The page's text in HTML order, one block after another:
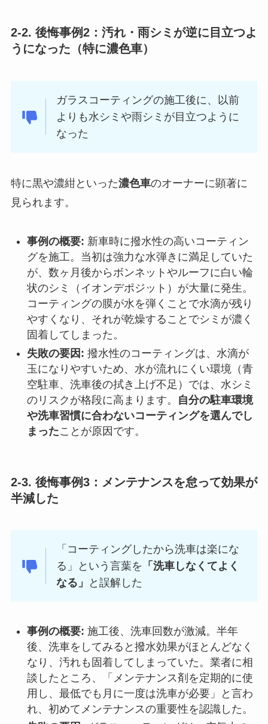
2-2. 後悔事例2：汚れ・雨シミが逆に目立つよ
うになった（特に濃色車）
ガラスコーティングの施工後に、以前
よりも水シミや雨シミが目立つように
なった
特に黒や濃紺といった濃色車のオーナーに顕著に
見られます。
事例の概要: 新車時に撥水性の高いコーティン
グを施工。当初は強力な水弾きに満足していた
が、数ヶ月後からボンネットやルーフに白い輪
状のシミ（イオンデポジット）が大量に発生。
コーティングの膜が水を弾くことで水滴が残り
やすくなり、それが乾燥することでシミが濃く
固着してしまった。
失敗の要因: 撥水性のコーティングは、水滴が
玉になりやすいため、水が流れにくい環境（青
空駐車、洗車後の拭き上げ不足）では、水シミ
のリスクが格段に高まります。
自分の駐車環境
や洗車習慣に合わないコーティングを選んでし
まったことが原因です。
2-3. 後悔事例3：メンテナンスを怠って効果が
半減した
「コーティングしたから洗車は楽にな
る」という言葉を 「洗車しなくてよく
なる」
と誤解した
事例の概要: 施工後、洗車回数が激減。半年
後、洗車をしてみると撥水効果がほとんどなく
なり、汚れも固着してしまっていた。業者に相
談したところ、「メンテナンス剤を定期的に使
用し、最低でも月に一度は洗車が必要」と言わ
れ、初めてメンテナンスの重要性を認識した。